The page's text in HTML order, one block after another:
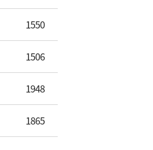
1550
1506
1948
1865